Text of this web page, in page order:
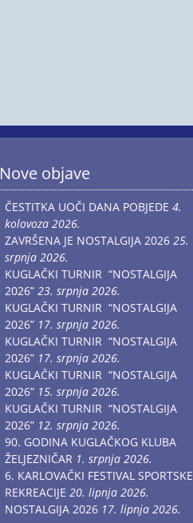
Nove objave
ČESTITKA UOČI DANA POBJEDE 4.
kolovoza 2026.
ZAVRŠENA JE NOSTALGIJA 2026 25.
srpnja 2026.
KUGLAČKI TURNIR “NOSTALGIJA
2026” 23. srpnja 2026.
KUGLAČKI TURNIR “NOSTALGIJA
2026” 17. srpnja 2026.
KUGLAČKI TURNIR “NOSTALGIJA
2026” 17. srpnja 2026.
KUGLAČKI TURNIR “NOSTALGIJA
2026” 15. srpnja 2026.
KUGLAČKI TURNIR “NOSTALGIJA
2026” 12. srpnja 2026.
90. GODINA KUGLAČKOG KLUBA
ŽELJEZNIČAR 1. srpnja 2026.
6. KARLOVAČKI FESTIVAL SPORTSKE
REKREACIJE 20. lipnja 2026.
NOSTALGIJA 2026 17. lipnja 2026.